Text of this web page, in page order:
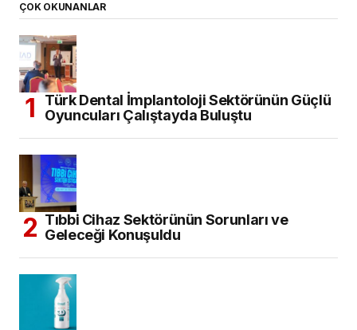
ÇOK OKUNANLAR
Türk Dental İmplantoloji Sektörünün Güçlü
Oyuncuları Çalıştayda Buluştu
Tıbbi Cihaz Sektörünün Sorunları ve
Geleceği Konuşuldu